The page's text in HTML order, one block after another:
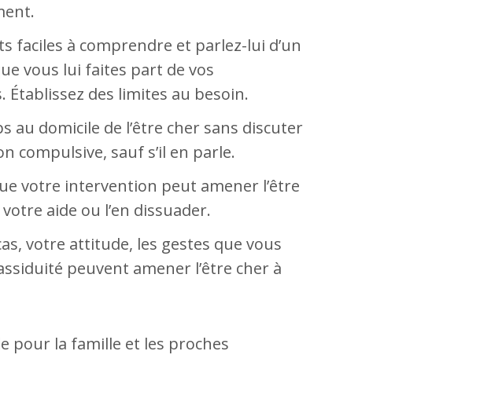
faciles à comprendre et parlez-lui d’un
vous lui faites part de vos
Établissez des limites au besoin.
au domicile de l’être cher sans discuter
compulsive, sauf s’il en parle.
votre intervention peut amener l’être
aide ou l’en dissuader.
votre attitude, les gestes que vous
peuvent amener l’être cher à
pour la famille et les proches